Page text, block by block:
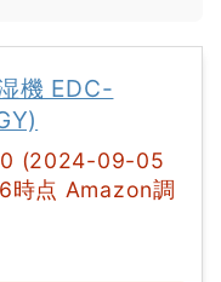
機 EDC-
(2024-09-05
時点 Amazon調